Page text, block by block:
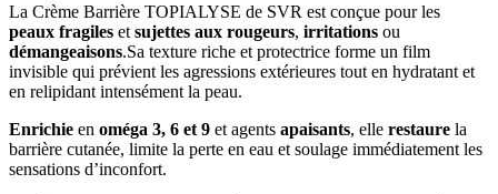
La Crème Barrière TOPIALYSE de SVR est conçue pour les
peaux fragiles et sujettes aux rougeurs, irritations ou
démangeaisons.Sa texture riche et protectrice forme un film
invisible qui prévient les agressions extérieures tout en hydratant et
en relipidant intensément la peau.
Enrichie en oméga 3, 6 et 9 et agents apaisants, elle restaure la
barrière cutanée, limite la perte en eau et soulage immédiatement les
sensations d’inconfort.